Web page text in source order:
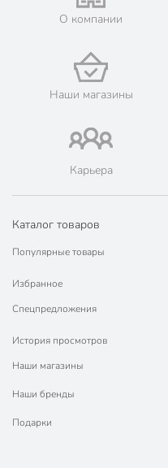
О компании
Наши магазины
Карьера
Каталог товаров
Популярные товары
Избранное
Спецпредложения
История просмотров
Наши магазины
Наши бренды
Подарки